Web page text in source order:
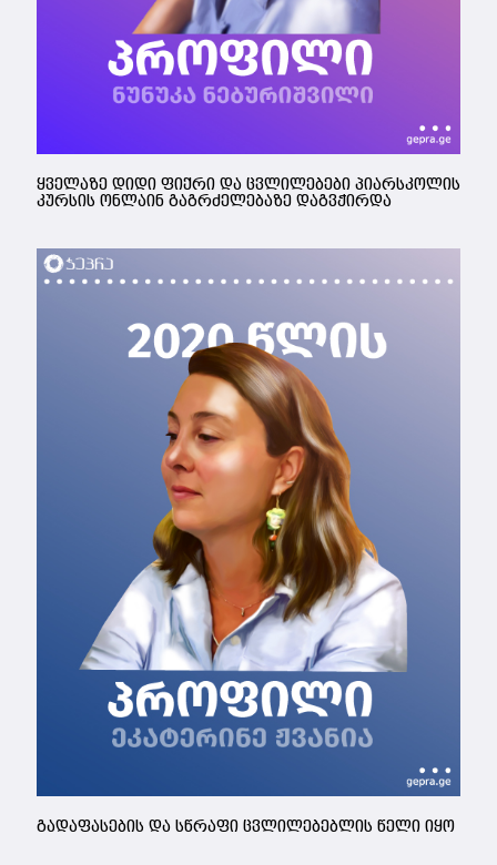
ყველაზე დიდი ფიქრი და ცვლილებები პიარსკოლის
კურსის ონლაინ გაგრძელებაზე დაგვჭირდა
გადაფასების და სწრაფი ცვლილებებლის წელი იყო